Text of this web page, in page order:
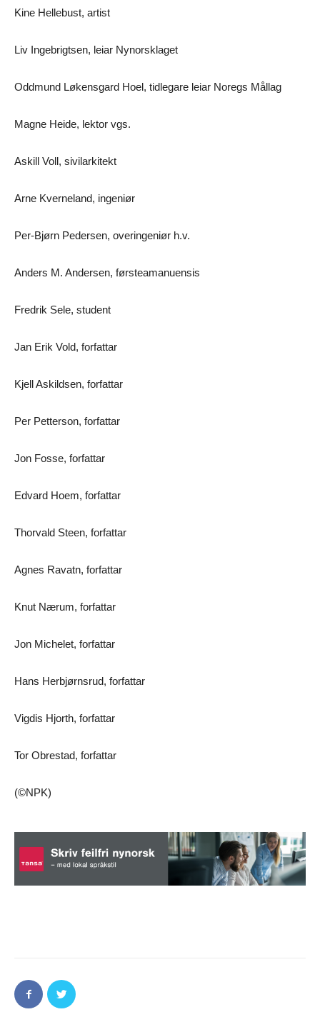
Kine Hellebust, artist
Liv Ingebrigtsen, leiar Nynorsklaget
Oddmund Løkensgard Hoel, tidlegare leiar Noregs Mållag
Magne Heide, lektor vgs.
Askill Voll, sivilarkitekt
Arne Kverneland, ingeniør
Per-Bjørn Pedersen, overingeniør h.v.
Anders M. Andersen, førsteamanuensis
Fredrik Sele, student
Jan Erik Vold, forfattar
Kjell Askildsen, forfattar
Per Petterson, forfattar
Jon Fosse, forfattar
Edvard Hoem, forfattar
Thorvald Steen, forfattar
Agnes Ravatn, forfattar
Knut Nærum, forfattar
Jon Michelet, forfattar
Hans Herbjørnsrud, forfattar
Vigdis Hjorth, forfattar
Tor Obrestad, forfattar
(©NPK)